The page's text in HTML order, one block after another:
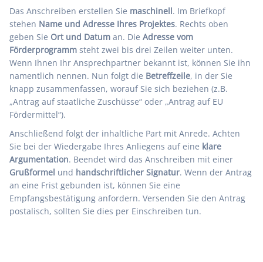
Das Anschreiben erstellen Sie maschinell. Im Briefkopf
stehen Name und Adresse Ihres Projektes. Rechts oben
geben Sie Ort und Datum an. Die Adresse vom
Förderprogramm steht zwei bis drei Zeilen weiter unten.
Wenn Ihnen Ihr Ansprechpartner bekannt ist, können Sie ihn
namentlich nennen. Nun folgt die Betreffzeile, in der Sie
knapp zusammenfassen, worauf Sie sich beziehen (z.B.
„Antrag auf staatliche Zuschüsse“ oder „Antrag auf EU
Fördermittel“).
Anschließend folgt der inhaltliche Part mit Anrede. Achten
Sie bei der Wiedergabe Ihres Anliegens auf eine klare
Argumentation. Beendet wird das Anschreiben mit einer
Grußformel und handschriftlicher Signatur. Wenn der Antrag
an eine Frist gebunden ist, können Sie eine
Empfangsbestätigung anfordern. Versenden Sie den Antrag
postalisch, sollten Sie dies per Einschreiben tun.